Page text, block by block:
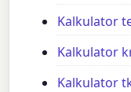
Kalkulator
Kalkulator
Kalkulator